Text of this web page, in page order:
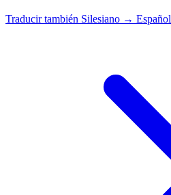
Traducir también Silesiano → Español